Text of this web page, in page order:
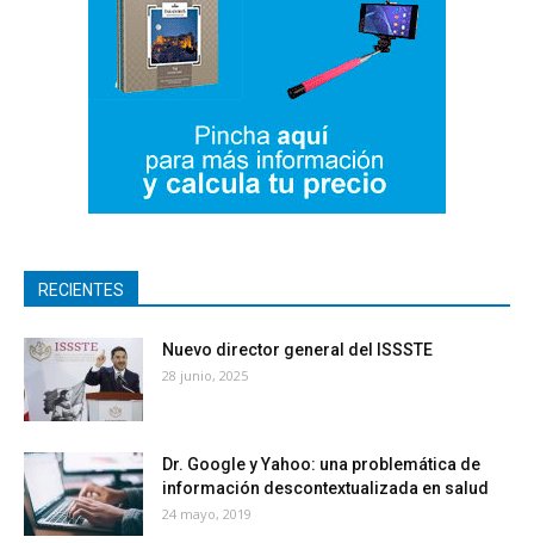
RECIENTES
Nuevo director general del ISSSTE
28 junio, 2025
Dr. Google y Yahoo: una problemática de
información descontextualizada en salud
24 mayo, 2019